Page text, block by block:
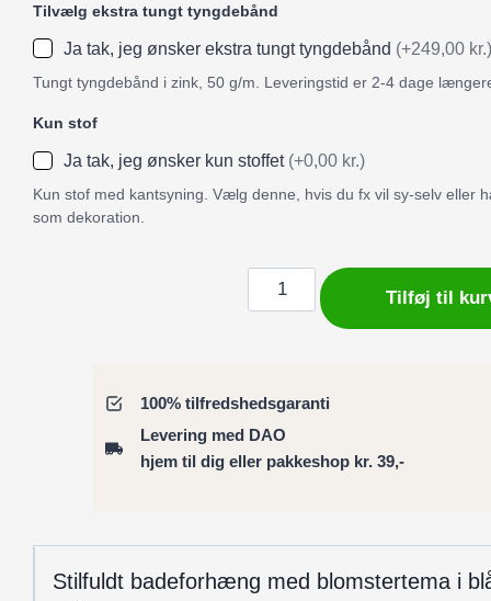
Tilvælg ekstra tungt tyngdebånd
Ja tak, jeg ønsker ekstra tungt tyngdebånd (+249,00 kr.)
Tungt tyngdebånd i zink, 50 g/m. Leveringstid er 2-4 dage
Kun stof
Ja tak, jeg ønsker kun stoffet (+0,00 kr.)
Kun stof med kantsyning. Vælg denne, hvis du fx vil sy-selv eller
som dekoration.
Badeforhæng
/
Bruseforhæng
grå
antal
Tilføj til
100% tilfredshedsgaranti
Levering med DAO
hjem til dig eller pakkeshop kr. 39,-
Stilfuldt badeforhæng med blomstertema i